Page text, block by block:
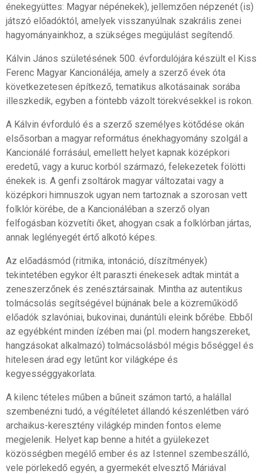
énekegyüttes: Magyar népénekek), jellemzően népzenét (is)
játszó előadóktól, amelyek visszanyúlnak szakrális zenei
hagyományainkhoz, a szükséges megújulást segítendő.
Kálvin János születésének 500. évfordulójára készült el Kiss
Ferenc Magyar Kancionáléja, amely a szerző évek óta
következetesen építkező, tematikus alkotásainak sorába
illeszkedik, egyben a föntebb vázolt törekvésekkel is rokon.
A Kálvin évforduló és a szerző személyes kötődése okán
elsősorban a magyar református énekhagyomány szolgál a
Kancionálé forrásául, emellett helyet kapnak középkori
eredetű, vagy a kuruc korból származó, felekezetek fölötti
énekek is. A genfi zsoltárok magyar változatai vagy a
középkori himnuszok ugyan nem tartoznak a szorosan vett
folklór körébe, de a Kancionáléban a szerző olyan
felfogásban közvetíti őket, ahogyan csak a folklórban jártas,
annak leglényegét értő alkotó képes.
Az előadásmód (ritmika, intonáció, díszítmények)
tekintetében egykor élt paraszti énekesek adtak mintát a
zeneszerzőnek és zenésztársainak. Mintha az autentikus
tolmácsolás segítségével bújnának bele a közreműködő
előadók szlavóniai, bukovinai, dunántúli eleink bőrébe. Ebből
az egyébként minden ízében mai (pl. modern hangszereket,
hangzásokat alkalmazó) tolmácsolásból mégis bőséggel és
hitelesen árad egy letűnt kor világképe és
kegyességgyakorlata.
A kilenc tételes műben a bűneit számon tartó, a halállal
szembenézni tudó, a végítéletet állandó készenlétben váró
archaikus-keresztény világkép minden fontos eleme
megjelenik. Helyet kap benne a hitét a gyülekezet
közösségben megélő ember és az Istennel szembeszálló,
vele pörlekedő egyén, a gyermekét elvesztő Máriával